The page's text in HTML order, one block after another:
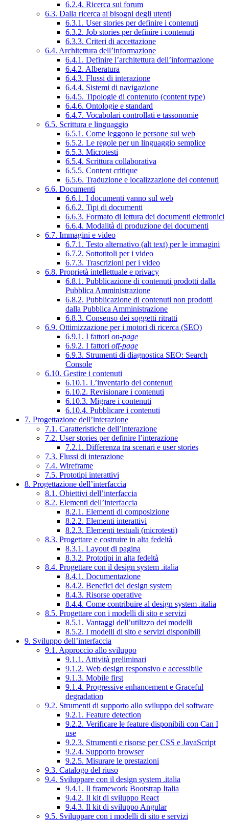
6.2.4. Ricerca sui forum
6.3. Dalla ricerca ai bisogni degli utenti
6.3.1. User stories per definire i contenuti
6.3.2. Job stories per definire i contenuti
6.3.3. Criteri di accettazione
6.4. Architettura dell’informazione
6.4.1. Definire l’architettura dell’informazione
6.4.2. Alberatura
6.4.3. Flussi di interazione
6.4.4. Sistemi di navigazione
6.4.5. Tipologie di contenuto (content type)
6.4.6. Ontologie e standard
6.4.7. Vocabolari controllati e tassonomie
6.5. Scrittura e linguaggio
6.5.1. Come leggono le persone sul web
6.5.2. Le regole per un linguaggio semplice
6.5.3. Microtesti
6.5.4. Scrittura collaborativa
6.5.5. Content critique
6.5.6. Traduzione e localizzazione dei contenuti
6.6. Documenti
6.6.1. I documenti vanno sul web
6.6.2. Tipi di documenti
6.6.3. Formato di lettura dei documenti elettronici
6.6.4. Modalità di produzione dei documenti
6.7. Immagini e video
6.7.1. Testo alternativo (alt text) per le immagini
6.7.2. Sottotitoli per i video
6.7.3. Trascrizioni per i video
6.8. Proprietà intellettuale e privacy
6.8.1. Pubblicazione di contenuti prodotti dalla
Pubblica Amministrazione
6.8.2. Pubblicazione di contenuti non prodotti
dalla Pubblica Amministrazione
6.8.3. Consenso dei soggetti ritratti
6.9. Ottimizzazione per i motori di ricerca (SEO)
6.9.1. I fattori on-page
6.9.2. I fattori off-page
6.9.3. Strumenti di diagnostica SEO: Search
Console
6.10. Gestire i contenuti
6.10.1. L’inventario dei contenuti
6.10.2. Revisionare i contenuti
6.10.3. Migrare i contenuti
6.10.4. Pubblicare i contenuti
7. Progettazione dell’interazione
7.1. Caratteristiche dell’interazione
7.2. User stories per definire l’interazione
7.2.1. Differenza tra scenari e user stories
7.3. Flussi di interazione
7.4. Wireframe
7.5. Prototipi interattivi
8. Progettazione dell’interfaccia
8.1. Obiettivi dell’interfaccia
8.2. Elementi dell’interfaccia
8.2.1. Elementi di composizione
8.2.2. Elementi interattivi
8.2.3. Elementi testuali (microtesti)
8.3. Progettare e costruire in alta fedeltà
8.3.1. Layout di pagina
8.3.2. Prototipi in alta fedeltà
8.4. Progettare con il design system .italia
8.4.1. Documentazione
8.4.2. Benefici del design system
8.4.3. Risorse operative
8.4.4. Come contribuire al design system .italia
8.5. Progettare con i modelli di sito e servizi
8.5.1. Vantaggi dell’utilizzo dei modelli
8.5.2. I modelli di sito e servizi disponibili
9. Sviluppo dell’interfaccia
9.1. Approccio allo sviluppo
9.1.1. Attività preliminari
9.1.2. Web design responsivo e accessibile
9.1.3. Mobile first
9.1.4. Progressive enhancement e Graceful
degradation
9.2. Strumenti di supporto allo sviluppo del software
9.2.1. Feature detection
9.2.2. Verificare le feature disponibili con Can I
use
9.2.3. Strumenti e risorse per CSS e JavaScript
9.2.4. Supporto browser
9.2.5. Misurare le prestazioni
9.3. Catalogo del riuso
9.4. Sviluppare con il design system .italia
9.4.1. Il framework Bootstrap Italia
9.4.2. Il kit di sviluppo React
9.4.3. Il kit di sviluppo Angular
9.5. Sviluppare con i modelli di sito e servizi